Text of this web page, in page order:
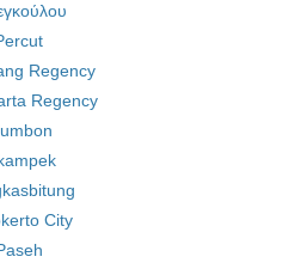
Regency
Regency
City